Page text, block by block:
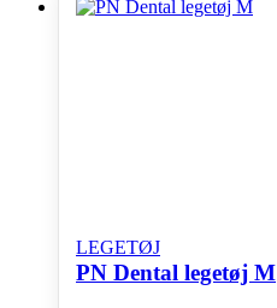
LEGETØJ
PN Dental legetøj M